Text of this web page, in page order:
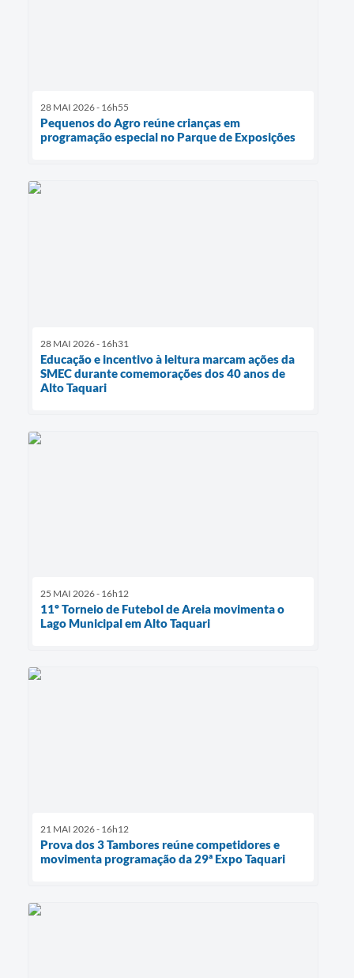
28 MAI 2026 - 16h55
Pequenos do Agro reúne crianças em
programação especial no Parque de Exposições
28 MAI 2026 - 16h31
Educação e incentivo à leitura marcam ações da
SMEC durante comemorações dos 40 anos de
Alto Taquari
25 MAI 2026 - 16h12
11º Torneio de Futebol de Areia movimenta o
Lago Municipal em Alto Taquari
21 MAI 2026 - 16h12
Prova dos 3 Tambores reúne competidores e
movimenta programação da 29ª Expo Taquari